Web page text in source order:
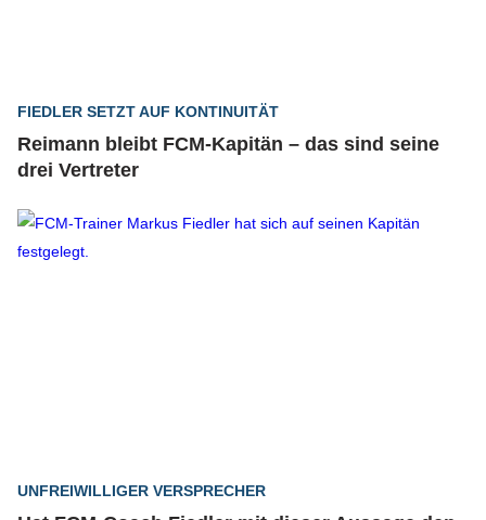
FIEDLER SETZT AUF KONTINUITÄT
Reimann bleibt FCM-Kapitän – das sind seine
drei Vertreter
UNFREIWILLIGER VERSPRECHER